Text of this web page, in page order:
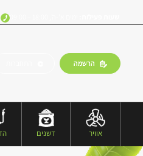
הרשמה
אוויר דשנים